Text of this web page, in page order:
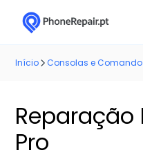
Início Consolas e Comando
Reparação
Pro